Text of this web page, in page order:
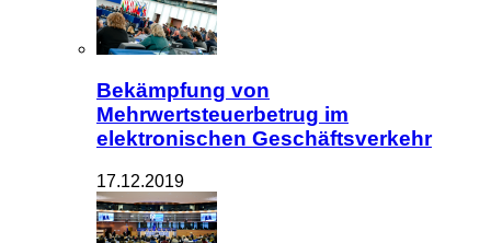
Bekämpfung von
Mehrwertsteuerbetrug im
elektronischen Geschäftsverkehr
17.12.2019